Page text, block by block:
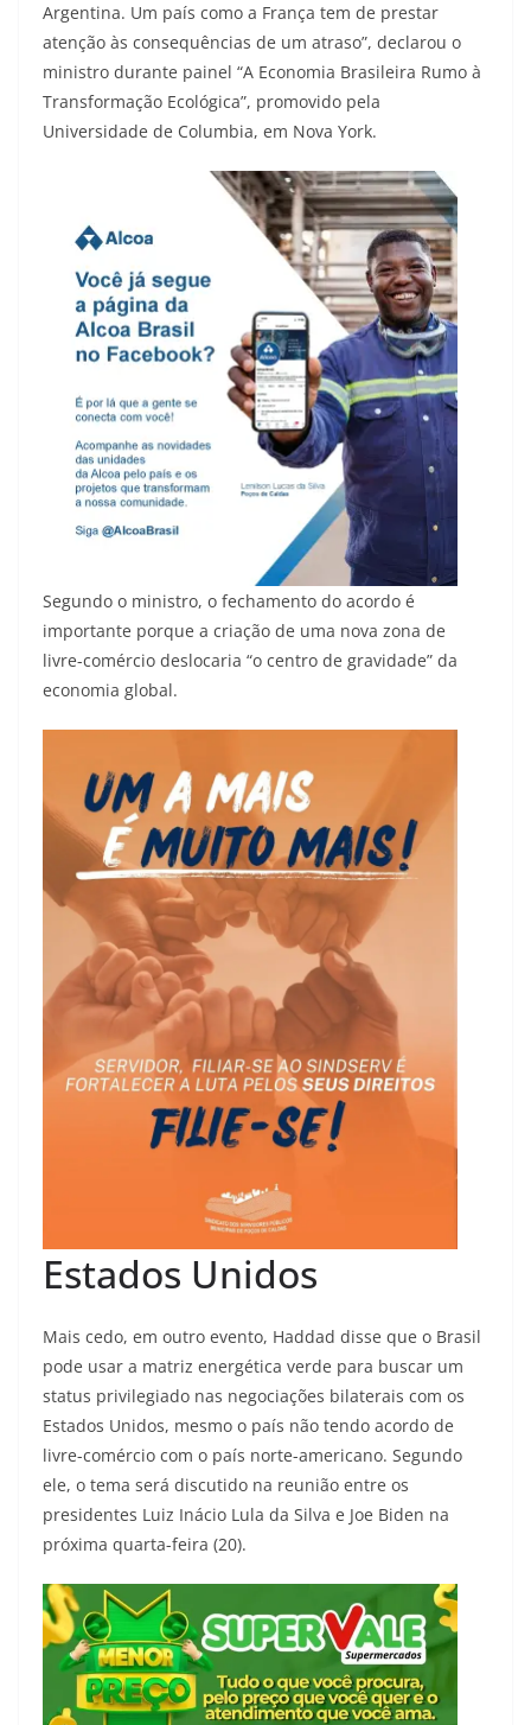
Argentina. Um país como a França tem de prestar
atenção às consequências de um atraso”, declarou o
ministro durante painel “A Economia Brasileira Rumo à
Transformação Ecológica”, promovido pela
Universidade de Columbia, em Nova York.
Segundo o ministro, o fechamento do acordo é
importante porque a criação de uma nova zona de
livre-comércio deslocaria “o centro de gravidade” da
economia global.
Estados Unidos
Mais cedo, em outro evento, Haddad disse que o Brasil
pode usar a matriz energética verde para buscar um
status privilegiado nas negociações bilaterais com os
Estados Unidos, mesmo o país não tendo acordo de
livre-comércio com o país norte-americano. Segundo
ele, o tema será discutido na reunião entre os
presidentes Luiz Inácio Lula da Silva e Joe Biden na
próxima quarta-feira (20).